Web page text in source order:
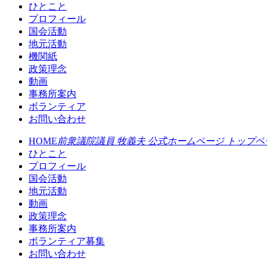
ひとこと
プロフィール
国会活動
地元活動
機関紙
政策理念
動画
事務所案内
ボランティア
お問い合わせ
HOME前衆議院議員 牧義夫 公式ホームページ トップペ
ひとこと
プロフィール
国会活動
地元活動
動画
政策理念
事務所案内
ボランティア募集
お問い合わせ